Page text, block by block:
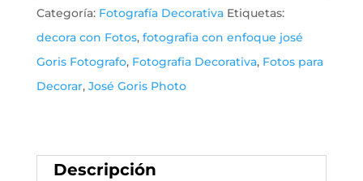
cantidad
Categoría: Fotografía Decorativa Etiquetas:
decora con Fotos, fotografia con enfoque josé
Goris Fotografo, Fotografia Decorativa, Fotos para
Decorar, José Goris Photo
Descripción